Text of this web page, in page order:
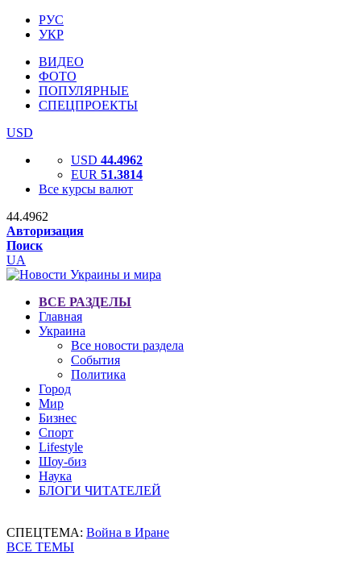
РУС
УКР
ВИДЕО
ФОТО
ПОПУЛЯРНЫЕ
СПЕЦПРОЕКТЫ
USD
USD 44.4962
EUR 51.3814
Все курсы валют
44.4962
Авторизация
Поиск
UA
ВСЕ РАЗДЕЛЫ
Главная
Украина
Все новости раздела
События
Политика
Город
Мир
Бизнес
Спорт
Lifestyle
Шоу-биз
Наука
БЛОГИ ЧИТАТЕЛЕЙ
СПЕЦТЕМА: Война в Иране
ВСЕ ТЕМЫ